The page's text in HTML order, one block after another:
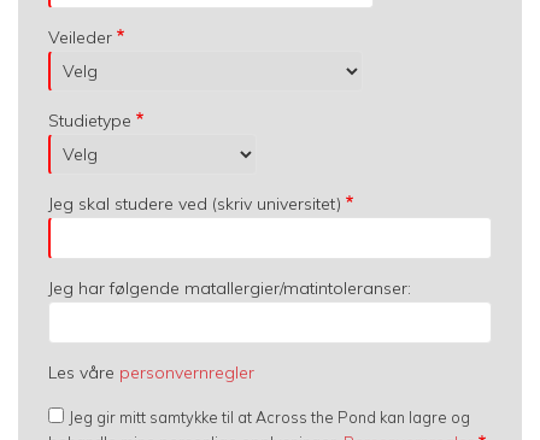
Veileder
Studietype
Jeg skal studere ved (skriv universitet)
Jeg har følgende matallergier/matintoleranser:
Les våre personvernregler
Jeg gir mitt samtykke til at Across the Pond kan lagre og